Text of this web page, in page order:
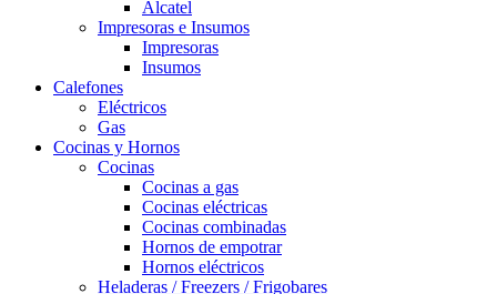
Alcatel
Impresoras e Insumos
Impresoras
Insumos
Calefones
Eléctricos
Gas
Cocinas y Hornos
Cocinas
Cocinas a gas
Cocinas eléctricas
Cocinas combinadas
Hornos de empotrar
Hornos eléctricos
Heladeras / Freezers / Frigobares